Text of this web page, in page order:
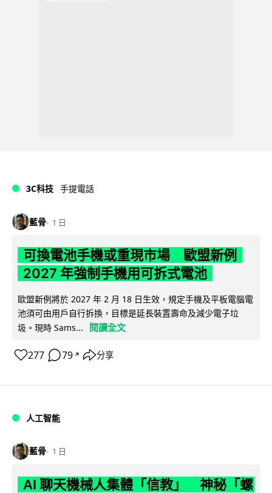
3C科技 手提電話
藍骨 1 日
可換電池手機或重現市場 歐盟新例
2027 年強制手機用可拆式電池
歐盟新例將於 2027 年 2 月 18 日生效，規定手機及平板電腦電
池須可由用戶自行拆換，目標是延長裝置壽命及減少電子垃
圾。現時 Sams...
閱讀全文
277 79 ↗ 分享
人工智能
藍骨 1 日
AI 聊天機械人集體「信教」 神秘「螺